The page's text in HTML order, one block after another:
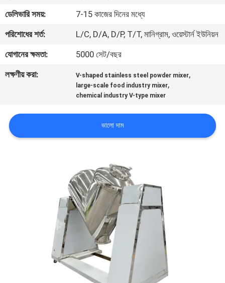
মান
নিয়ন্ত্রণ
যোগাযোগ
করুন
উদ্ধৃতির
জন্য
ডেলিভারি সময়:
7-15 কাজের দিনের মধ্যে
পরিশোধের শর্ত:
L/C, D/A, D/P, T/T, মানিগ্রাম, ওয়েস্টার্ন ইউনিয়ন
যোগানের ক্ষমতা:
5000 সেট/বছর
লক্ষণীয় করা:
V-shaped stainless steel powder mixer,
large-scale food industry mixer,
chemical industry V-type mixer
ভালো দাম